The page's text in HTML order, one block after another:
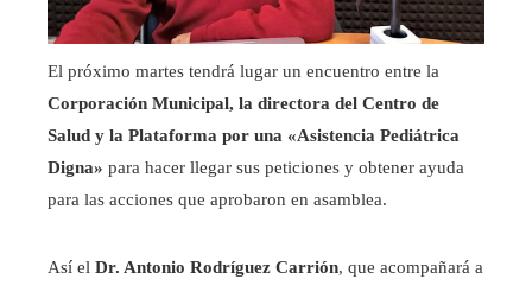
El próximo martes tendrá lugar un encuentro entre la
Corporación Municipal, la directora del Centro de
Salud y la Plataforma por una «Asistencia Pediátrica
Digna» para hacer llegar sus peticiones y obtener ayuda
para las acciones que aprobaron en asamblea.
Así el Dr. Antonio Rodríguez Carrión, que acompañará a